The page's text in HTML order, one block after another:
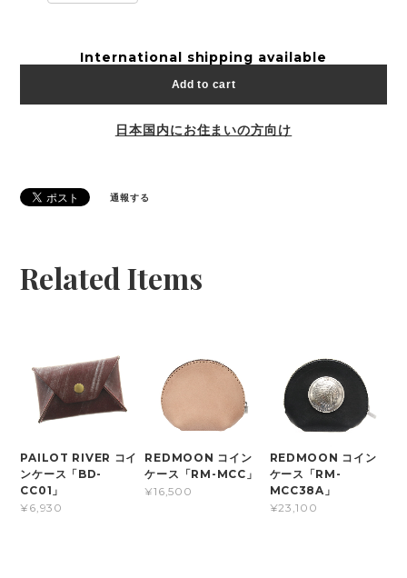
International shipping available
Add to cart
日本国内にお住まいの方向け
通報する
Related Items
PAILOT RIVER コイ
ンケース「BD-
CC01」
¥6,930
REDMOON コイン
ケース「RM-MCC」
¥16,500
REDMOON コイン
ケース「RM-
MCC38A」
¥23,100